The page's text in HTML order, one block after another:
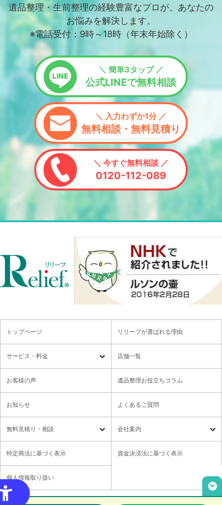
遺品整理・生前整理の経験豊富なプロが、あなたの
お悩みを解決します。
※電話受付：9時～18時（年末年始除く）
＼ 簡単3タップ ／
公式LINEで無料相談
＼ 入力わずか1分 ／
無料相談・無料見積り
＼ 今すぐ無料相談 ／
0120-112-089
トップページ リリーフが選ばれる理由
サービス・料金
遺品整理 残置物撤去
特殊清掃・孤独死 ゴミ屋敷・モノ屋敷
各種セミナーのご案内 領収書の発行方法
店舗一覧
お客様の声 遺品整理お役立ちコラム
お知らせ よくあるご質問
無料⾒積り・相談
無料⾒積り・相談 LINE無料相談
ご意見箱
取材・講演依頼
会社案内
社長メッセージ
特定商法に基づく表示 資金決済法に基づく表示
個人情報取り扱い